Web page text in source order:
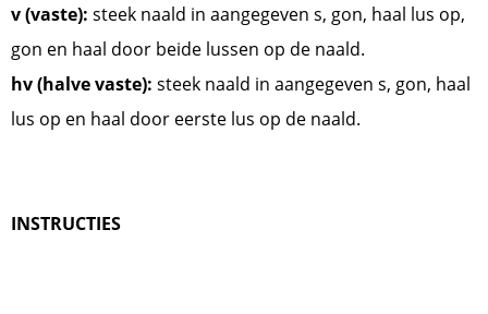
v (vaste): steek naald in aangegeven s, gon, haal lus op,
gon en haal door beide lussen op de naald.
hv (halve vaste): steek naald in aangegeven s, gon, haal
lus op en haal door eerste lus op de naald.
INSTRUCTIES